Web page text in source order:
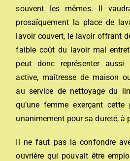
souvent les mêmes. Il
prosaïquement la place de
lavoir couvert, le lavoir offrant
faible coût du lavoir mal
peut donc représenter aussi
active, maîtresse de maison
au service de nettoyage du
qu’une femme exerçant cette
unanimement pour sa dureté, à
Il ne faut pas la confondre
ouvrière qui pouvait être